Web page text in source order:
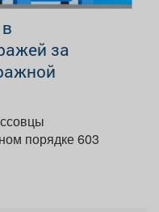
за
порядке 603